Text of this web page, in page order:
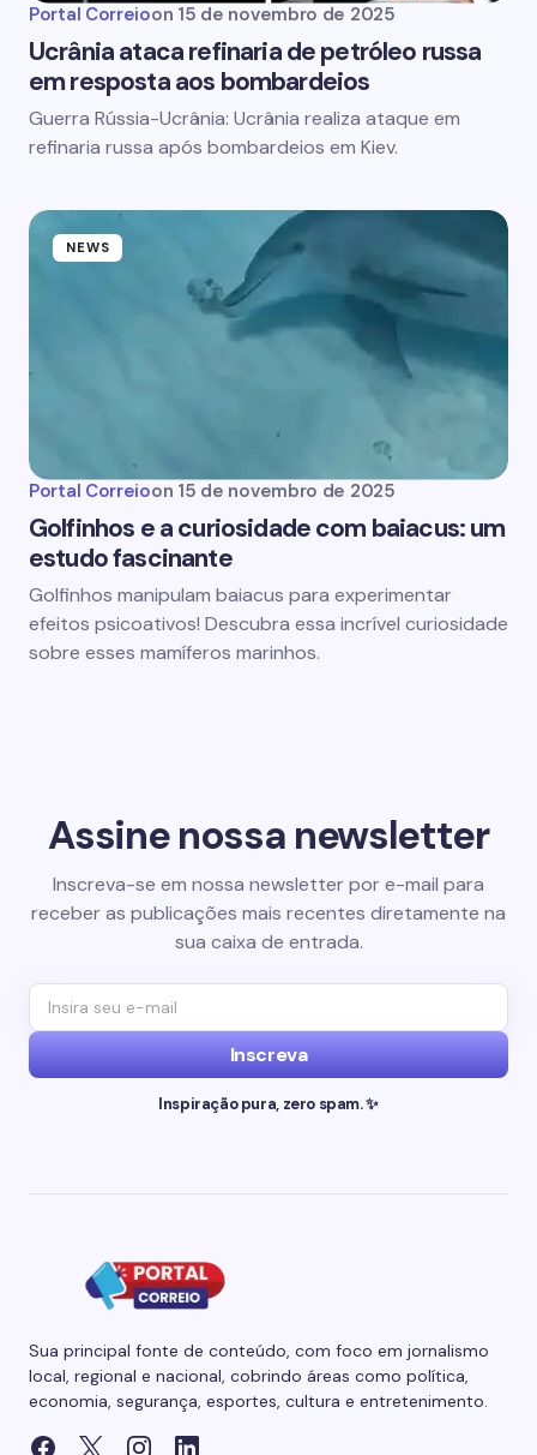
Portal Correioon 15 de novembro de 2025
Ucrânia ataca refinaria de petróleo russa
em resposta aos bombardeios
Guerra Rússia-Ucrânia: Ucrânia realiza ataque em
refinaria russa após bombardeios em Kiev.
NEWS
Portal Correioon 15 de novembro de 2025
Golfinhos e a curiosidade com baiacus: um
estudo fascinante
Golfinhos manipulam baiacus para experimentar
efeitos psicoativos! Descubra essa incrível curiosidade
sobre esses mamíferos marinhos.
Assine nossa newsletter
Inscreva-se em nossa newsletter por e-mail para
receber as publicações mais recentes diretamente na
sua caixa de entrada.
Inscreva
Inspiração pura, zero spam. ✨
Sua principal fonte de conteúdo, com foco em jornalismo
local, regional e nacional, cobrindo áreas como política,
economia, segurança, esportes, cultura e entretenimento.